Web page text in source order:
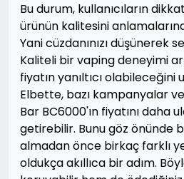
Bu durum, kullanıcıların
ürünün kalitesini
Yani cüzdanınızı düşünerek
Kaliteli bir vaping deneyimi
fiyatın yanıltıcı olabileceğini
Elbette, bazı kampanyalar
Bar BC6000'ın fiyatını daha
getirebilir. Bunu göz önünde
almadan önce birkaç farklı
oldukça akıllıca bir adım.